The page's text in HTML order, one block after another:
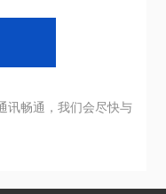
讯畅通，我们会尽快与